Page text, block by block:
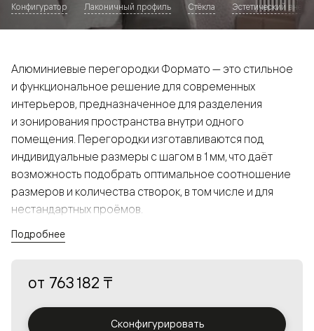
Конфигуратор Лаконичный профиль Стёкла Эстетический
Алюминиевые перегородки Формато — это стильное
и функциональное решение для современных
интерьеров, предназначенное для разделения
и зонирования пространства внутри одного
помещения. Перегородки изготавливаются под
индивидуальные размеры с шагом в 1 мм, что даёт
возможность подобрать оптимальное соотношение
размеров и количества створок, в том числе и для
нестандартных проёмов.
а большой выбор вставок из стекла с различными
решения в интерьере и варьировать освещённость.
Подробнее
от 763 182 ₸
Сконфигурировать